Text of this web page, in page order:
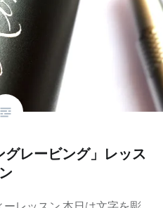
レービング」レッス
ン